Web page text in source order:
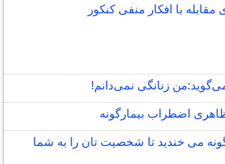
با افکار منفی کنکور
زنانگی نمی‌دانم!
می خندید تا شخصیت تان را به شما